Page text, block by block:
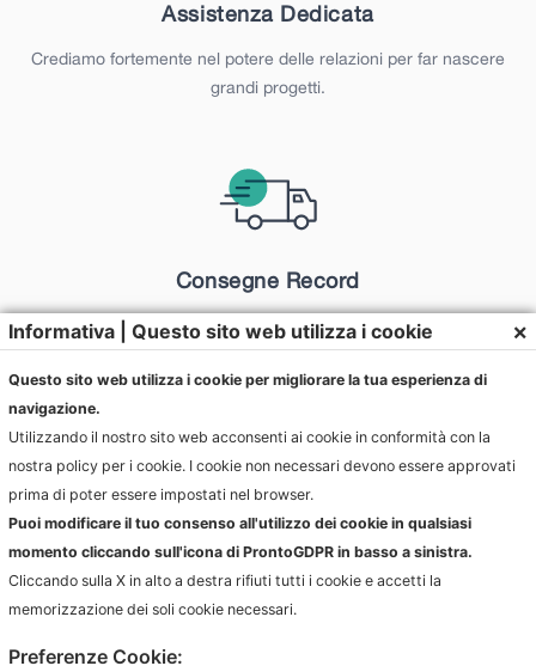
Assistenza Dedicata
Crediamo fortemente nel potere delle relazioni per far nascere
grandi progetti.
Consegne Record
Riduci i tempi di attesa rispetto ai viaggi transoceanici.
Rennova Group è un’Azienda italiana specializzata in
Informativa | Questo sito web utilizza i cookie ×
Questo sito web utilizza i cookie per migliorare la tua esperienza di
navigazione.
Utilizzando il nostro sito web acconsenti ai cookie in conformità con la
nostra policy per i cookie. I cookie non necessari devono essere approvati
prima di poter essere impostati nel browser.
Puoi modificare il tuo consenso all'utilizzo dei cookie in qualsiasi
momento cliccando sull'icona di ProntoGDPR in basso a sinistra.
Cliccando sulla X in alto a destra rifiuti tutti i cookie e accetti la
memorizzazione dei soli cookie necessari.
Preferenze Cookie: